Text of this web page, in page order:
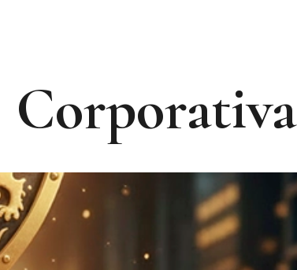
Corporativa